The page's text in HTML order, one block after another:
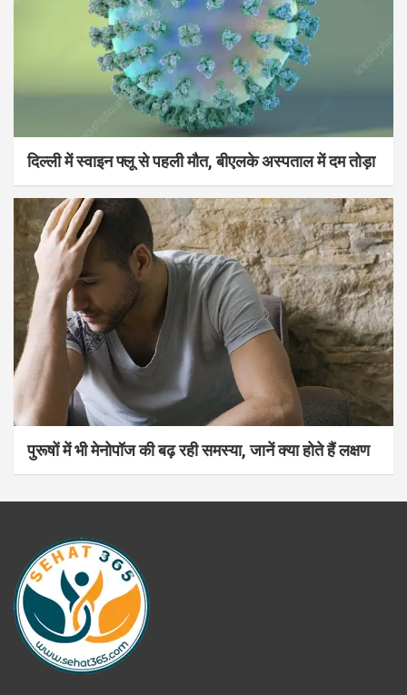
दिल्ली में स्वाइन फ्लू से पहली मौत, बीएलके अस्पताल में दम तोड़ा
पुरूषों में भी मेनोपॉज की बढ़ रही समस्या, जानें क्या होते हैं लक्षण